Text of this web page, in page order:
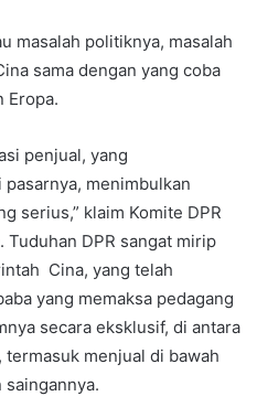
masalah politiknya, masalah
sama dengan yang coba
Eropa.
penjual, yang
menimbulkan
serius,” klaim Komite DPR
DPR sangat mirip
Cina, yang telah
yang memaksa pedagang
secara eksklusif, di antara
menjual di bawah